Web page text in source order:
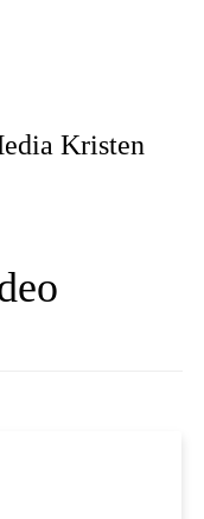
Kristen